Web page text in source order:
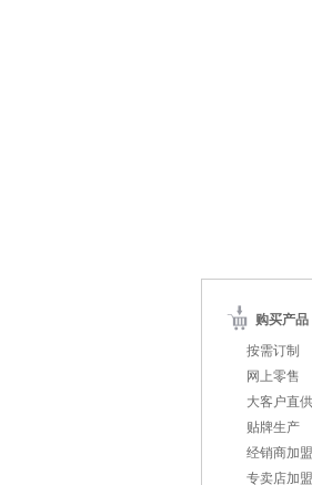
购买产品
按需订制
网上零售
大客户直供
贴牌生产
经销商加盟
专卖店加盟